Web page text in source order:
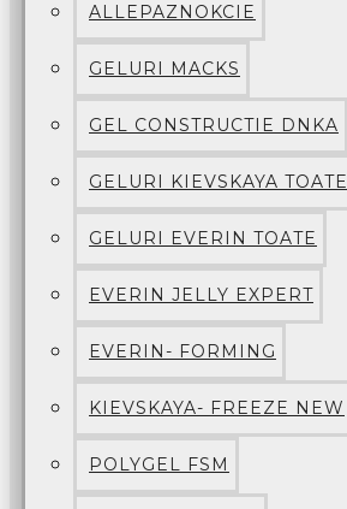
ALLEPAZNOKCIE
GELURI MACKS
GEL CONSTRUCTIE DNKA
GELURI KIEVSKAYA TOATE
GELURI EVERIN TOATE
EVERIN JELLY EXPERT
EVERIN- FORMING
KIEVSKAYA- FREEZE NEW
POLYGEL FSM